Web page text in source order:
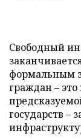
Свободный
формальным
граждан –
государств –